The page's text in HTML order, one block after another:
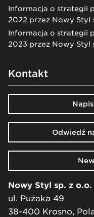
Informacja o strategii
2022 przez Nowy Styl
Informacja o strategii
2023 przez Nowy Styl
Kontakt
Odwiedź
Nowy Styl sp. z o.o.
ul. Pużaka 49
38-400 Krosno,